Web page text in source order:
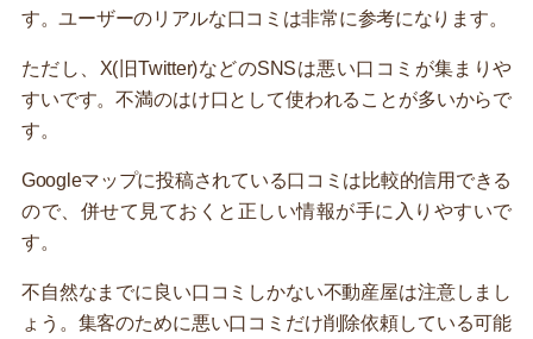
す。ユーザーのリアルな口コミは非常に参考になります。
ただし、X(旧Twitter)などのSNSは悪い口コミが集まりや
すいです。不満のはけ口として使われることが多いからで
す。
Googleマップに投稿されている口コミは比較的信用できる
ので、併せて見ておくと正しい情報が手に入りやすいで
す。
不自然なまでに良い口コミしかない不動産屋は注意しまし
ょう。集客のために悪い口コミだけ削除依頼している可能